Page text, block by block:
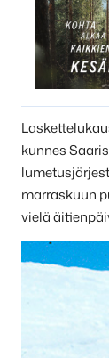
kunnes
marraskuun
vielä